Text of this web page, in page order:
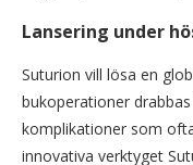
Lansering under
Suturion vill lösa en
bukoperationer
komplikationer som
innovativa verktyget